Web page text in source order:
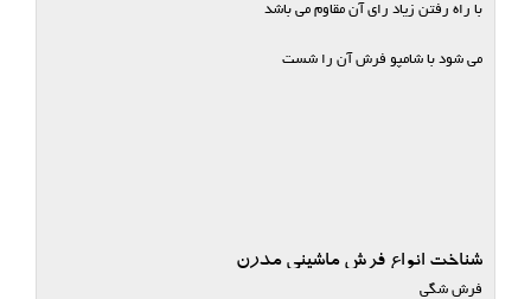
با راه رفتن زیاد رای آن مقاوم می باشد
می شود با شامپو فرش آن را شست
شناخت انواع فرش ماشینی مدرن
فرش شگی